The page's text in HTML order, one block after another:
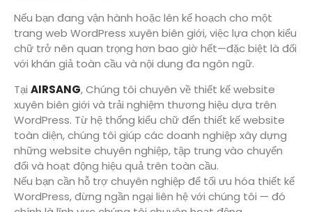
Nếu bạn đang vận hành hoặc lên kế hoạch cho một
trang web WordPress xuyên biên giới, việc lựa chọn kiểu
chữ trở nên quan trọng hơn bao giờ hết—đặc biệt là đối
với khán giả toàn cầu và nội dung đa ngôn ngữ.
Tại AIRSANG, Chúng tôi chuyên về thiết kế website
xuyên biên giới và trải nghiệm thương hiệu dựa trên
WordPress. Từ hệ thống kiểu chữ đến thiết kế website
toàn diện, chúng tôi giúp các doanh nghiệp xây dựng
những website chuyên nghiệp, tập trung vào chuyển
đổi và hoạt động hiệu quả trên toàn cầu.
Nếu bạn cần hỗ trợ chuyên nghiệp để tối ưu hóa thiết kế
WordPress, đừng ngần ngại liên hệ với chúng tôi — đó